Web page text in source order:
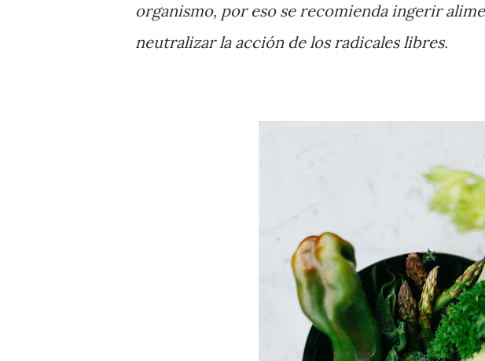
organismo, por eso se recomienda ingerir
neutralizar la acción de los radicales libres.